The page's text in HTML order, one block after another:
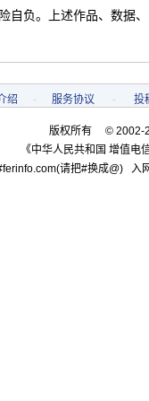
自负。上述作品、数据
绍 - 服务协议 - 投
版权所有 © 2002-
《中华人民共和国 增值电
请把#换成@)